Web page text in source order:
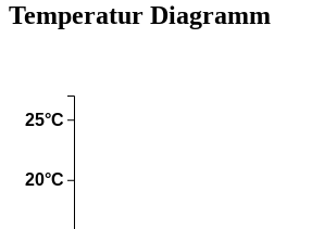
Temperatur Diagramm